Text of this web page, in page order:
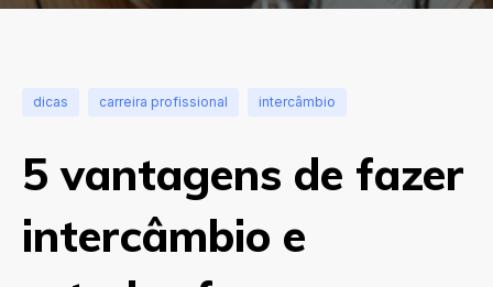
dicas carreira profissional intercâmbio
5 vantagens de fazer
intercâmbio e